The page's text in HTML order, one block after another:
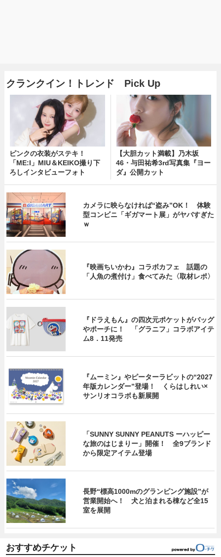
クランクイン！トレンド Pick Up
ピンクの衣装がステキ！
「ME:I」MIU＆KEIKO撮り下
ろしインタビューフォト
【大胆カット満載】乃木坂
46・与田祐希3rd写真集『ヨー
ダ』公開カット
カメラに映らなければ“盗み”OK！ 体験
型コンビニ「ギガマート展」がヤバすぎた
ｗ
『映画ちいかわ』コラボカフェ 話題の
「人魚の煮付け」食べてみた〈取材レポ〉
『ドラえもん』の四次元ポケットがバッグ
やポーチに！ 「グラニフ」コラボアイテ
ム8．11発売
『ムーミン』やピーターラビットの“2027
年版カレンダー”登場！ くらはしれい×
サンリオコラボも新展開
「SUNNY SUNNY PEANUTS ーハッピー
な旅のはじまりー」開催！ 全9ブランド
から限定アイテム登場
長野“標高1000mのグランピング施設”が
営業開始へ！ 犬と泊まれる棟など全15
室を展開
おすすめチケット